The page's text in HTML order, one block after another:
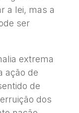
a lei, mas a
ser
extrema
ação de
de
dos